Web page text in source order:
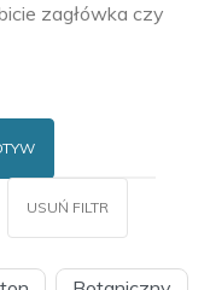
zagłówka czy
USUŃ FILTR